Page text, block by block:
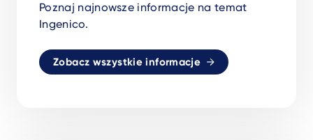
Poznaj najnowsze informacje na temat
Ingenico.
Zobacz wszystkie informacje